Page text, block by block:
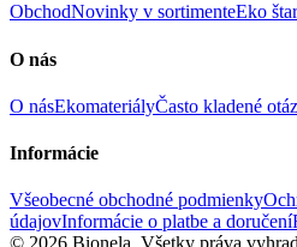
ObchodNovinky v sortimenteEko
O nás
O násEkomateriályČasto kladené
Informácie
Všeobecné obchodné podmienky
údajovInformácie o platbe a doručení